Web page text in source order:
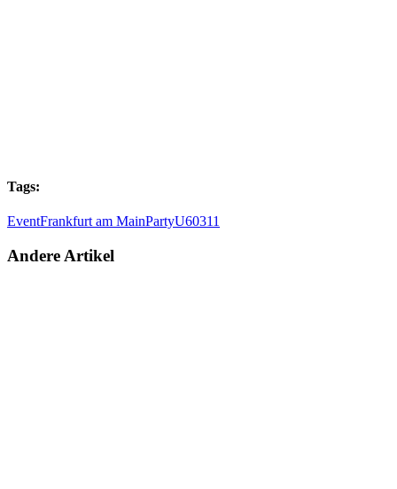
Tags:
EventFrankfurt am MainPartyU60311
Andere Artikel